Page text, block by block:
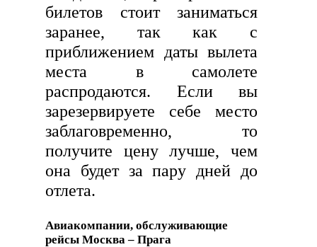
билетов стоит заниматься
заранее, так как с
приближением даты вылета
места в самолете
распродаются. Если вы
зарезервируете себе место
заблаговременно, то
получите цену лучше, чем
она будет за пару дней до
отлета.
Авиакомпании, обслуживающие
рейсы Москва – Прага